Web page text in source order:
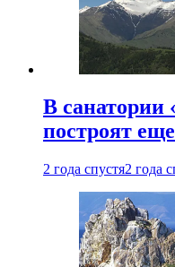
В санатории
построят
2 года спустя2 года